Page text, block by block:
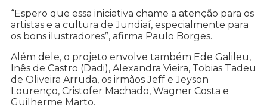
“Espero que essa iniciativa chame a atenção para os
artistas e a cultura de Jundiaí, especialmente para
os bons ilustradores”, afirma Paulo Borges.
Além dele, o projeto envolve também Ede Galileu,
Inês de Castro (Dadi), Alexandra Vieira, Tobias Tadeu
de Oliveira Arruda, os irmãos Jeff e Jeyson
Lourenço, Cristofer Machado, Wagner Costa e
Guilherme Marto.